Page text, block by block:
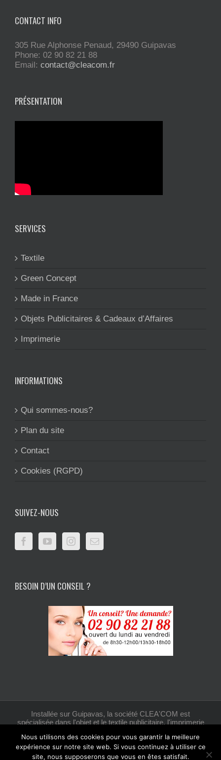
CONTACT INFO
305 Rue Alphonse Penaud, 29490 Guipavas
Phone: 02 90 82 21 88
Email: contact@cleacom.fr
PRÉSENTATION
SERVICES
Textile
Green Concept
Made in France
Objets Publicitaires & Cadeaux d’Affaires
Imprimerie
INFORMATIONS
Qui sommes-nous?
Plan du site
Contact
Cookies (RGPD)
SUIVEZ-NOUS
BESOIN D’UN CONSEIL ?
Installée sur Guipavas, la société CLEA'COM est
spécialisée dans l'objet et le textile publicitaire, l'imprimerie
Nous utilisons des cookies pour vous garantir la meilleure
expérience sur notre site web. Si vous continuez à utiliser ce
site, nous supposerons que vous en êtes satisfait.